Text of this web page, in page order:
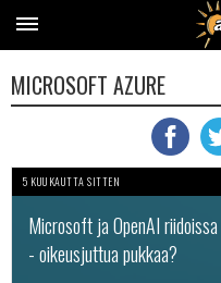
MICROSOFT AZURE
5 KUUKAUTTA SITTEN
Microsoft ja OpenAI riidoissa
- oikeusjuttua pukkaa?